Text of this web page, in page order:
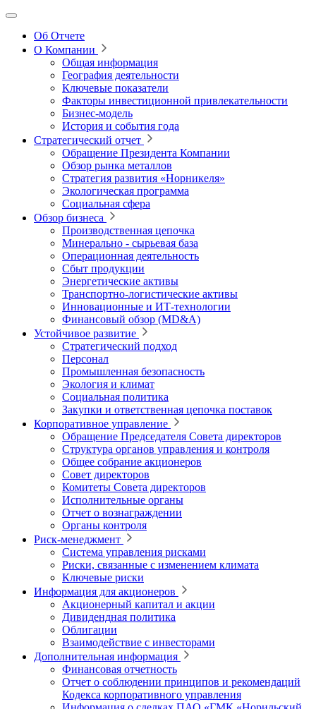
Об Отчете
О Компании
Общая информация
География деятельности
Ключевые показатели
Факторы инвестиционной привлекательности
Бизнес-модель
История и события года
Стратегический отчет
Обращение Президента Компании
Обзор рынка металлов
Стратегия развития «Норникеля»
Экологическая программа
Социальная сфера
Обзор бизнеса
Производственная цепочка
Минерально ‑ сырьевая база
Операционная деятельность
Сбыт продукции
Энергетические активы
Транспортно-логистические активы
Инновационные и ИТ‑технологии
Финансовый обзор (MD&A)
Устойчивое развитие
Стратегический подход
Персонал
Промышленная безопасность
Экология и климат
Социальная политика
Закупки и ответственная цепочка поставок
Корпоративное управление
Обращение Председателя Совета директоров
Структура органов управления и контроля
Общее собрание акционеров
Совет директоров
Комитеты Совета директоров
Исполнительные органы
Отчет о вознаграждении
Органы контроля
Риск-менеджмент
Система управления рисками
Риски, связанные с изменением климата
Ключевые риски
Информация для акционеров
Акционерный капитал и акции
Дивидендная политика
Облигации
Взаимодействие с инвесторами
Дополнительная информация
Финансовая отчетность
Отчет о соблюдении принципов и рекомендаций
Кодекса корпоративного управления